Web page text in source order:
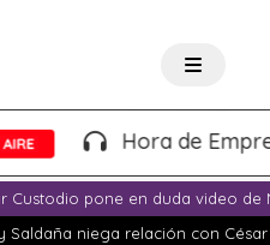
Hora de Emprender
Custodio pone en duda video de
Saldaña niega relación con